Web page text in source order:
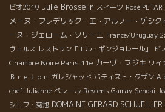
ビオ2019 Julie Brosselin スイーツ Rosé PETAR
メーヌ・フレデリック・エ・アルノー・ゲシク
ーヌ・ジェローム・ソリーニ France/Uruguay
ヴェルス レストラン「エル・ギンジョレール」 ビ
Chambre Noire Paris 11e カーヴ・フジキ ワイ
Ｂｒｅｔｏｎ ガレジャッド バティスト・クザン A
chef Julianne ベレール Reviens Gamay Sendai
シェフ・菊池 DOMAINE GERARD SCHUELLER